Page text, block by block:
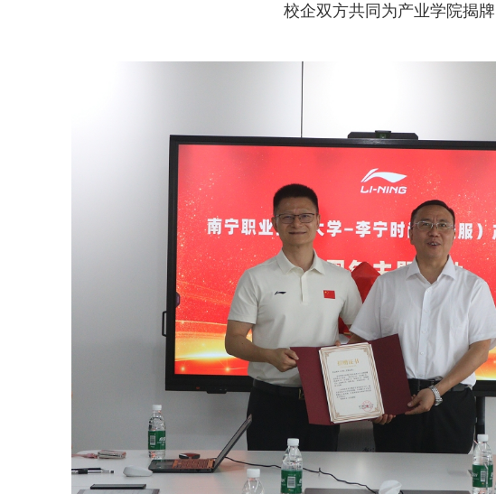
校企双方共同为产业学院揭牌